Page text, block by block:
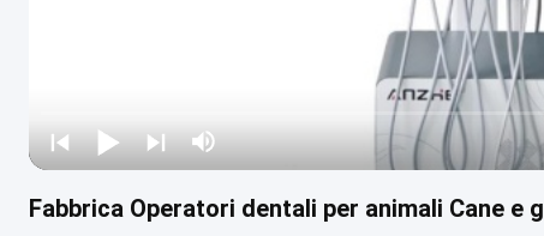
Fabbrica Operatori dentali per animali Cane